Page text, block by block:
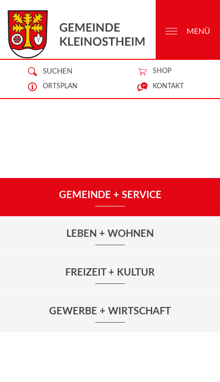
SUCHEN SHOP
ORTSPLAN KONTAKT
MENÜ
GEMEINDE + SERVICE
LEBEN + WOHNEN
FREIZEIT + KULTUR
GEWERBE + WIRTSCHAFT